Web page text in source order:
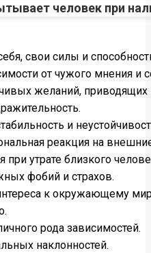
человек при
свои силы и
от чужого мнения и
желаний,
и
реакция на
утрате близкого
фобий и страхов.
интереса к окружающему
рода зависимостей.
наклонностей.